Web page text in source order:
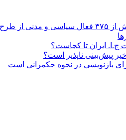
پایان عادلانه جنگ
ایران تا کجاست؟
پیش‌بینی ناپذیر است؟
بازنویسی در نحوه حکمرانی است